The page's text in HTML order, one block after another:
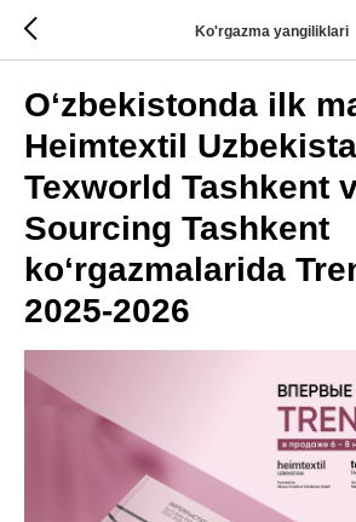
Ko'rgazma yangiliklari
O‘zbekistonda ilk
Heimtextil
Texworld Tashkent
Sourcing Tashkent
ko‘rgazmalarida
2025-2026